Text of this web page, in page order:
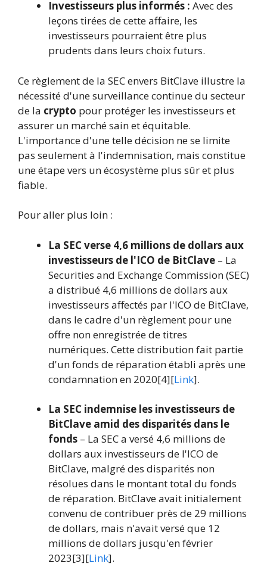
Investisseurs plus informés : Avec des
leçons tirées de cette affaire, les
investisseurs pourraient être plus
prudents dans leurs choix futurs.
Ce règlement de la SEC envers BitClave illustre la
nécessité d'une surveillance continue du secteur
de la crypto pour protéger les investisseurs et
assurer un marché sain et équitable.
L'importance d'une telle décision ne se limite
pas seulement à l'indemnisation, mais constitue
une étape vers un écosystème plus sûr et plus
fiable.
Pour aller plus loin :
La SEC verse 4,6 millions de dollars aux
investisseurs de l'ICO de BitClave – La
Securities and Exchange Commission (SEC)
a distribué 4,6 millions de dollars aux
investisseurs affectés par l'ICO de BitClave,
dans le cadre d'un règlement pour une
offre non enregistrée de titres
numériques. Cette distribution fait partie
d'un fonds de réparation établi après une
condamnation en 2020[4][Link].
La SEC indemnise les investisseurs de
BitClave amid des disparités dans le
fonds – La SEC a versé 4,6 millions de
dollars aux investisseurs de l'ICO de
BitClave, malgré des disparités non
résolues dans le montant total du fonds
de réparation. BitClave avait initialement
convenu de contribuer près de 29 millions
de dollars, mais n'avait versé que 12
millions de dollars jusqu'en février
2023[3][Link].